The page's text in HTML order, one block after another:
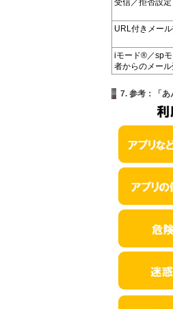
URL付きメー
iモード®／sp
者からのメー
7. 参考：「あ